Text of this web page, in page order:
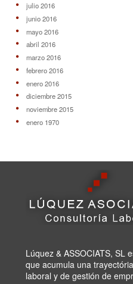
julio 2016
junio 2016
mayo 2016
abril 2016
marzo 2016
febrero 2016
enero 2016
diciembre 2015
noviembre 2015
enero 1970
Lúquez & ASSOCIATS, SL
que acumula una
laboral y de gestión de